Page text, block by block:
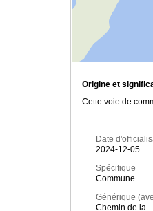
Origine et
Cette voie de
Date
2024-12-05
Spécifique
Commune
Générique
Chemin de la